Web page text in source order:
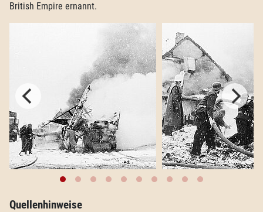
British Empire ernannt.
Quellenhinweise